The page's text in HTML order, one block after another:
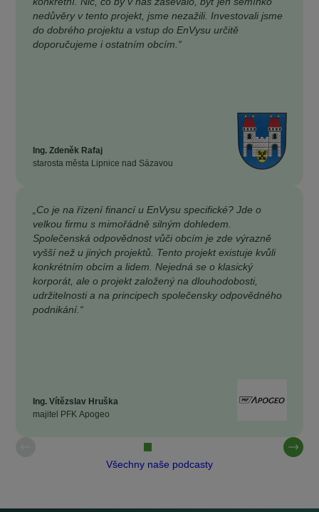
nedůvěry v tento projekt, jsme nezažili. Investovali jsme
do dobrého projektu a vstup do EnVysu určitě
doporučujeme i ostatním obcím.“
Ing. Zdeněk Rafaj
starosta města Lipnice nad Sázavou
„Co je na řízení financí u EnVysu specifické? Jde o
velkou firmu s mimořádně silným dohledem.
Společenská odpovědnost vůči obcím je zde výrazně
vyšší než u jiných projektů. Tento projekt existuje kvůli
konkrétním obcím a lidem. Nejedná se o klasický
korporát, ale o projekt založený na dlouhodobosti,
udržitelnosti a na principech společensky odpovědného
podnikání.“
Ing. Vítězslav Hruška
majitel PFK Apogeo
Všechny naše podcasty